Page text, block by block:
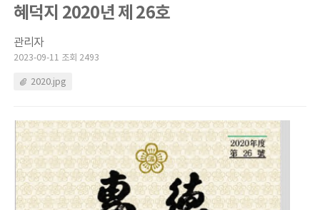
혜덕지 2020년 제 26호
관리자
2023-09-11 조회 2493
2020.jpg